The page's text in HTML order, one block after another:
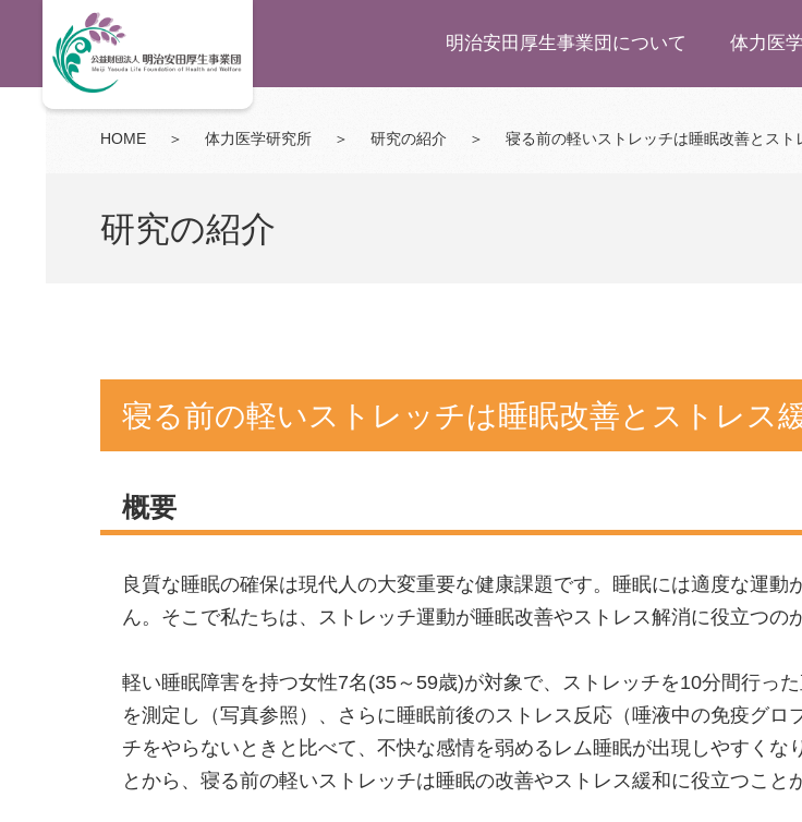
明治安田厚生事業団について 体力医
HOME ＞ 体力医学研究所 ＞ 研究の紹介 ＞ 寝る前の軽いストレッチは睡眠改善とスト
研究の紹介
寝る前の軽いストレッチは睡眠改善とストレス
概要
良質な睡眠の確保は現代人の大変重要な健康課題です。睡眠には適度な運
ん。そこで私たちは、ストレッチ運動が睡眠改善やストレス解消に役立つの
軽い睡眠障害を持つ女性7名(35～59歳)が対象で、ストレッチを10分間行っ
を測定し（写真参照）、さらに睡眠前後のストレス反応（唾液中の免疫グロ
チをやらないときと比べて、不快な感情を弱めるレム睡眠が出現しやすく
とから、寝る前の軽いストレッチは睡眠の改善やストレス緩和に役立つこと